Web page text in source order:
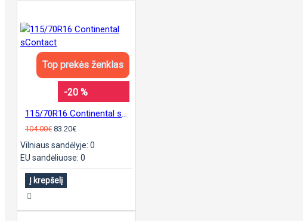
Top prekės ženklas
-20 %
115/70R16 Continental sContact
104.00€ 83.20€
Vilniaus sandėlyje: 0
EU sandėliuose: 0
Į krepšelį